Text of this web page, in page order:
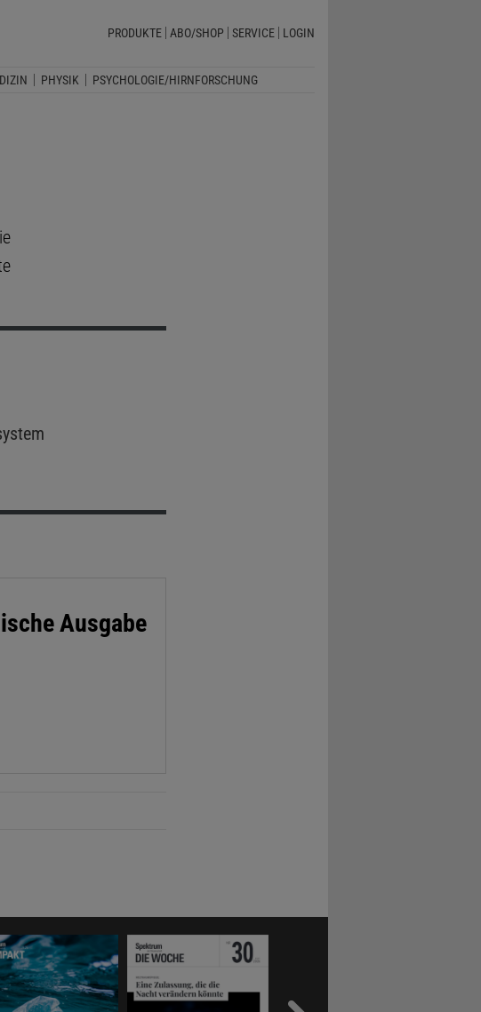
PRODUKTE ABO/SHOP SERVICE LOGIN
PHYSIK PSYCHOLOGIE/HIRNFORSCHUNG
Ausgabe